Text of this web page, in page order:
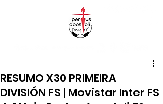
RESUMO X30 PRIMEIRA
DIVISIÓN FS | Movistar Inter FS